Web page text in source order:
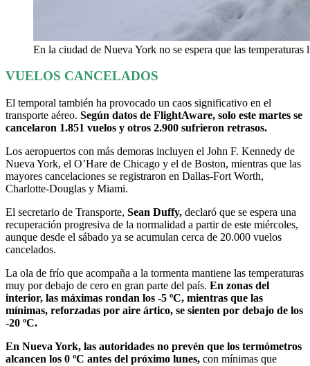
En la ciudad de Nueva York no se espera que las
VUELOS CANCELADOS
El temporal también ha provocado un caos significativo en el
transporte aéreo. Según datos de FlightAware, solo este martes se
cancelaron 1.851 vuelos y otros 2.900 sufrieron retrasos.
Los aeropuertos con más demoras incluyen el John F. Kennedy de
Nueva York, el O’Hare de Chicago y el de Boston, mientras que las
mayores cancelaciones se registraron en Dallas-Fort Worth,
Charlotte-Douglas y Miami.
El secretario de Transporte, Sean Duffy, declaró que se espera una
recuperación progresiva de la normalidad a partir de este miércoles,
aunque desde el sábado ya se acumulan cerca de 20.000 vuelos
cancelados.
La ola de frío que acompaña a la tormenta mantiene las temperaturas
muy por debajo de cero en gran parte del país. En zonas del
interior, las máximas rondan los -5 ºC, mientras que las
mínimas, reforzadas por aire ártico, se sienten por debajo de los
-20 ºC.
En Nueva York, las autoridades no prevén que los termómetros
alcancen los 0 ºC antes del próximo lunes, con mínimas que